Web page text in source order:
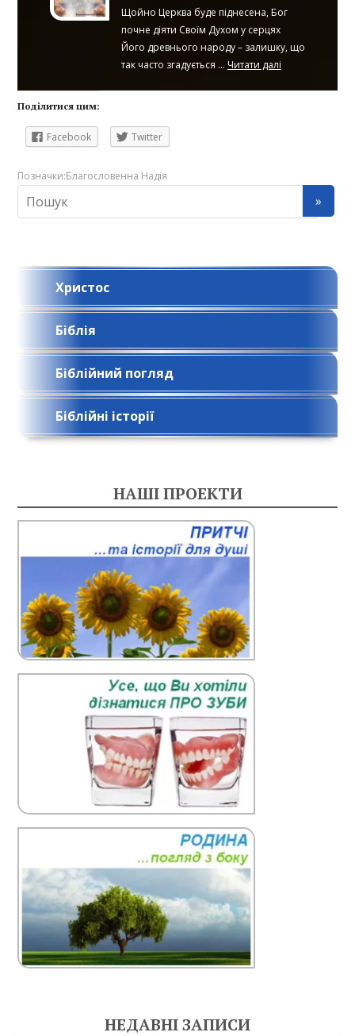
Щойно Церква буде піднесена, Бог
почне діяти Своїм Духом у серцях
Його древнього народу – залишку, що
так часто згадується ... Читати далі
Поділитися цим:
Facebook Twitter
Позначки:Благословенна Надія
Христос
Біблія
Біблійний погляд
Біблійні історії
НАШІ ПРОЕКТИ
НЕДАВНІ ЗАПИСИ